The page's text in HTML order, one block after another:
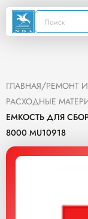
ГЛАВНАЯ/РЕМОНТ
РАСХОДНЫЕ
ЕМКОСТЬ ДЛЯ
8000 MU10918